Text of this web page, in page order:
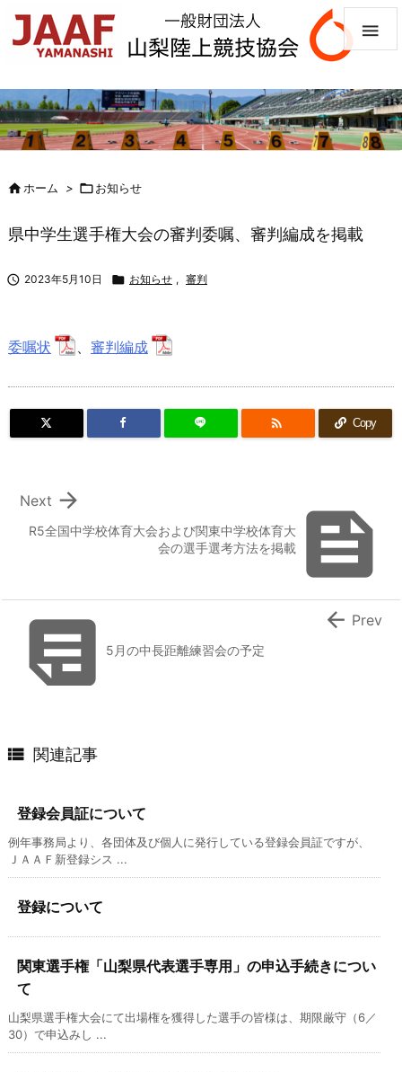

ホーム > お知らせ
県中学生選手権大会の審判委嘱、審判編成を掲載
 2023年5月10日  お知らせ , 審判
委嘱状 、 審判編成
 Copy

R5全国中学校体育大会および関東中学校体育大
会の選手選考方法を掲載

Next
5月の中長距離練習会の予定
 Prev
 関連記事
登録会員証について
例年事務局より、各団体及び個人に発行している登録会員証ですが、
ＪＡＡＦ新登録シス ...
登録について
関東選手権「山梨県代表選手専用」の申込手続きについ
て
山梨県選手権大会にて出場権を獲得した選手の皆様は、期限厳守（6／
30）で申込みし ...